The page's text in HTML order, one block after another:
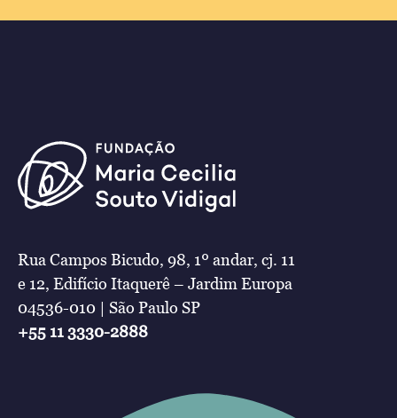
Rua Campos Bicudo, 98, 1º andar, cj. 11
e 12, Edifício Itaquerê – Jardim Europa
04536-010 | São Paulo SP
+55 11 3330-2888